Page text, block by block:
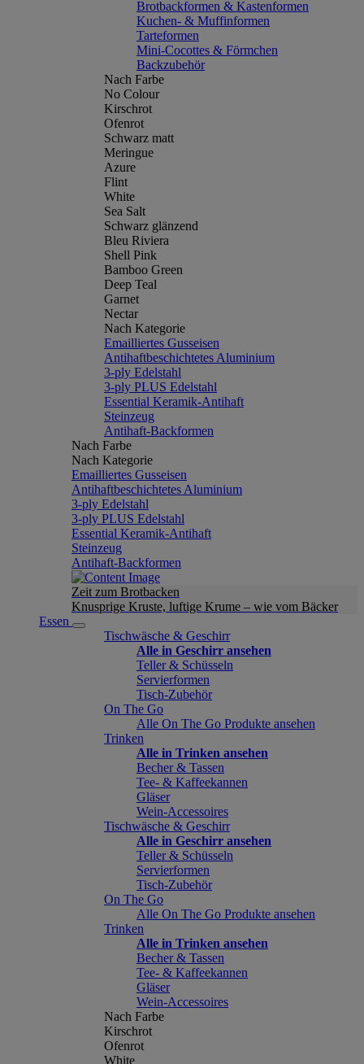
Brotbackformen & Kastenformen
Kuchen- & Muffinformen
Tarteformen
Mini-Cocottes & Förmchen
Backzubehör
Nach Farbe
No Colour
Kirschrot
Ofenrot
Schwarz matt
Meringue
Azure
Flint
White
Sea Salt
Schwarz glänzend
Bleu Riviera
Shell Pink
Bamboo Green
Deep Teal
Garnet
Nectar
Nach Kategorie
Emailliertes Gusseisen
Antihaftbeschichtetes Aluminium
3-ply Edelstahl
3-ply PLUS Edelstahl
Essential Keramik-Antihaft
Steinzeug
Antihaft-Backformen
Nach Farbe
Nach Kategorie
Emailliertes Gusseisen
Antihaftbeschichtetes Aluminium
3-ply Edelstahl
3-ply PLUS Edelstahl
Essential Keramik-Antihaft
Steinzeug
Antihaft-Backformen
Zeit zum Brotbacken
Knusprige Kruste, luftige Krume – wie vom Bäcker
Essen
Tischwäsche & Geschirr
Alle in Geschirr ansehen
Teller & Schüsseln
Servierformen
Tisch-Zubehör
On The Go
Alle On The Go Produkte ansehen
Trinken
Alle in Trinken ansehen
Becher & Tassen
Tee- & Kaffeekannen
Gläser
Wein-Accessoires
Tischwäsche & Geschirr
Alle in Geschirr ansehen
Teller & Schüsseln
Servierformen
Tisch-Zubehör
On The Go
Alle On The Go Produkte ansehen
Trinken
Alle in Trinken ansehen
Becher & Tassen
Tee- & Kaffeekannen
Gläser
Wein-Accessoires
Nach Farbe
Kirschrot
Ofenrot
White